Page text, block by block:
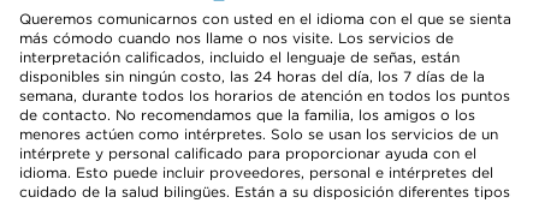
Queremos comunicarnos con usted en el idioma con el que se sienta
más cómodo cuando nos llame o nos visite. Los servicios de
interpretación calificados, incluido el lenguaje de señas, están
disponibles sin ningún costo, las 24 horas del día, los 7 días de la
semana, durante todos los horarios de atención en todos los puntos
de contacto. No recomendamos que la familia, los amigos o los
menores actúen como intérpretes. Solo se usan los servicios de un
intérprete y personal calificado para proporcionar ayuda con el
idioma. Esto puede incluir proveedores, personal e intérpretes del
cuidado de la salud bilingües. Están a su disposición diferentes tipos